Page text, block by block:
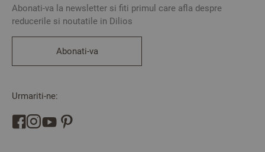
Abonati-va la newsletter si fiti primul care afla despre
reducerile si noutatile in Dilios
Abonati-va
Urmariti-ne: